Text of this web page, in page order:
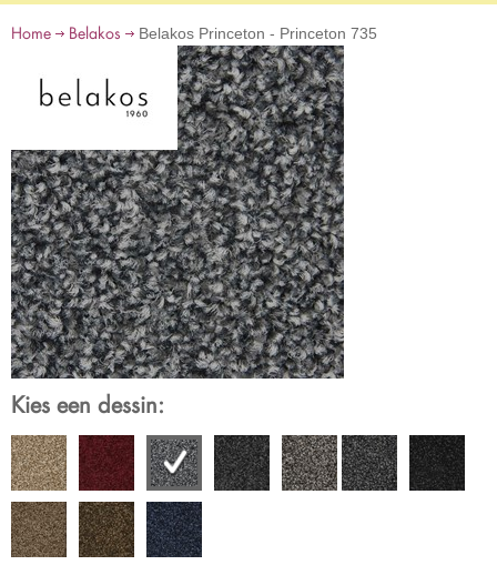
Home Belakos Belakos Princeton - Princeton 735
Kies een dessin: